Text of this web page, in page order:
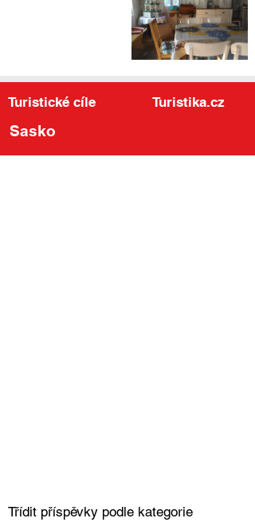
Turistické cíle Turistika.cz
Sasko
Třídit příspěvky podle kategorie